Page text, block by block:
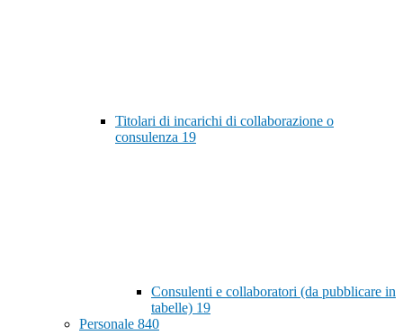
Titolari di incarichi di collaborazione o
consulenza 19
Consulenti e collaboratori (da pubblicare in
tabelle) 19
Personale 840